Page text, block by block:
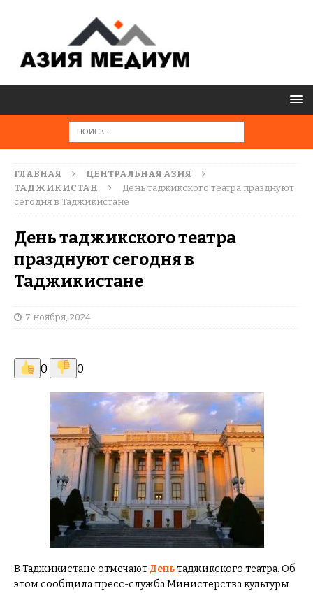
ГЛАВНАЯ
ЦЕНТРАЛЬНАЯ АЗИЯ
ТАДЖИКИСТАН
День таджикского театра празднуют
сегодня в Таджикистане
День таджикского театра
празднуют сегодня в
Таджикистане
7 ноября, 2024
0 0
В Таджикистане отмечаютДеньтаджикского театра. Об
этом сообщила пресс-служба Министерства культуры